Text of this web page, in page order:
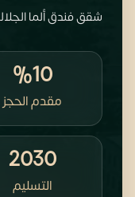
شقق فندق ألما الجلالة
%10
مقدم الحجز
2030
التسليم